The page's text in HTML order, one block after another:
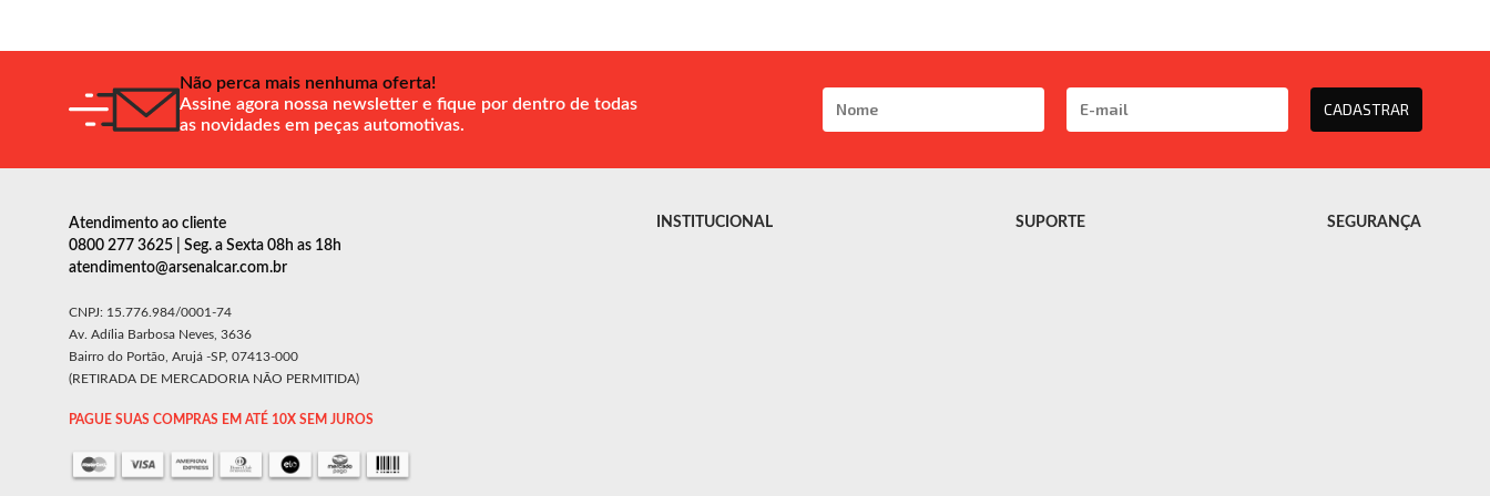
Não perca mais nenhuma oferta!
Assine agora nossa newsletter e fique por dentro de todas
as novidades em peças automotivas.
CADASTRAR
Atendimento ao cliente
0800 277 3625 | Seg. a Sexta 08h as 18h
atendimento@arsenalcar.com.br
CNPJ: 15.776.984/0001-74
Av. Adília Barbosa Neves, 3636
Bairro do Portão, Arujá -SP, 07413-000
(RETIRADA DE MERCADORIA NÃO PERMITIDA)
PAGUE SUAS COMPRAS EM ATÉ 10X SEM JUROS
INSTITUCIONAL SUPORTE SEGURANÇA